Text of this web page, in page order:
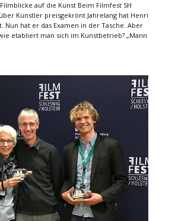
auf die Kunst Beim Filmfest SH
Künstler preisgekrönt Jahrelang hat Henri
Nun hat er das Examen in der Tasche. Aber
etabliert man sich im Kunstbetrieb? „Mann